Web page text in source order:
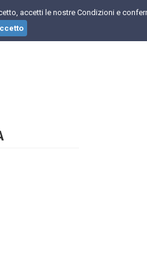
accetti le nostre Condizioni e